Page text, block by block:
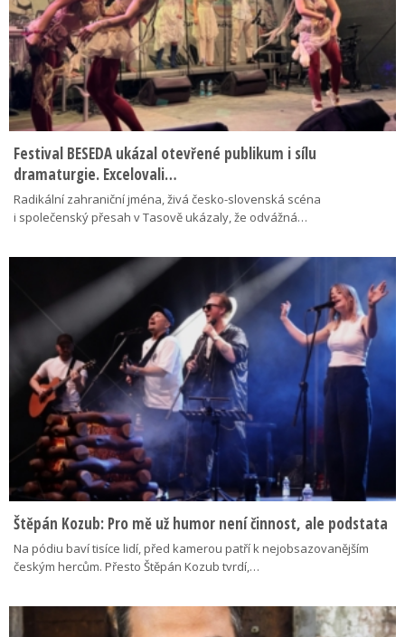
Festival BESEDA ukázal otevřené publikum i sílu
dramaturgie. Excelovali…
Radikální zahraniční jména, živá česko-slovenská scéna
i společenský přesah v Tasově ukázaly, že odvážná…
Štěpán Kozub: Pro mě už humor není činnost, ale podstata
Na pódiu baví tisíce lidí, před kamerou patří k nejobsazovanějším
českým hercům. Přesto Štěpán Kozub tvrdí,…